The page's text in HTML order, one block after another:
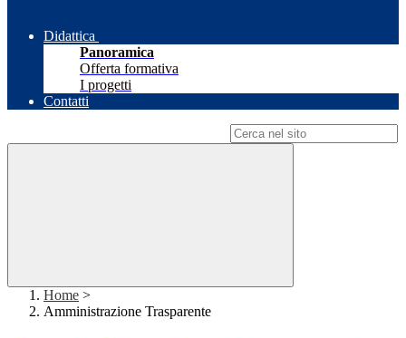
Didattica
Panoramica
Offerta formativa
I progetti
Contatti
Home >
Amministrazione Trasparente